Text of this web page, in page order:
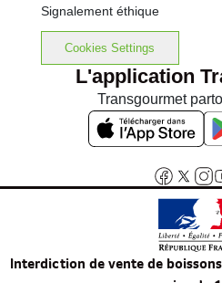
Signalement éthique
Cookies Settings
L'application
Transgourmet
Interdiction de vente de